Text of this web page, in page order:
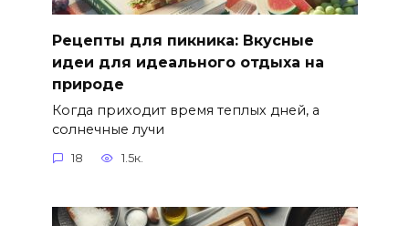
Рецепты для пикника: Вкусные
идеи для идеального отдыха на
природе
Когда приходит время теплых дней, а
солнечные лучи
18 1.5к.